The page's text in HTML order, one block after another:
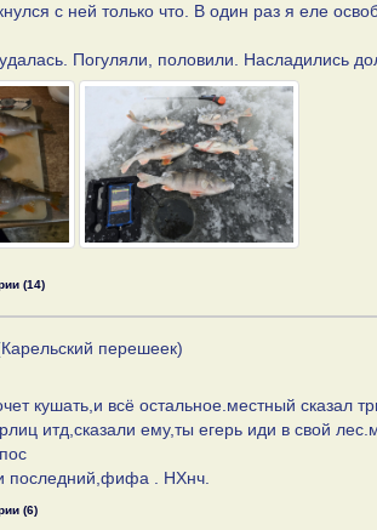
с ней только что. В один раз я еле
Погуляли, половили. Насладились
(14)
перешеек)
кушать,и всё остальное.местный сказал
итд,сказали ему,ты егерь иди в свой
последний,фифа . НХнч.
(6)